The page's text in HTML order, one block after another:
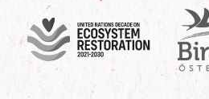
UN Decade